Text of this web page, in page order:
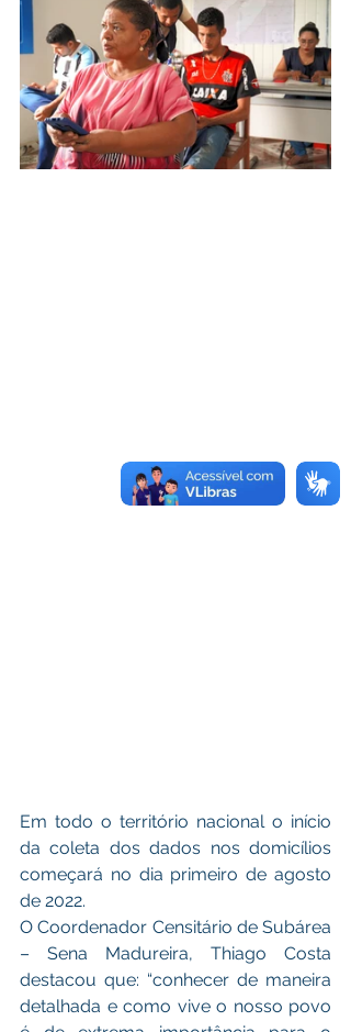
Em todo o território nacional o início
da coleta dos dados nos domicílios
começará no dia primeiro de agosto
de 2022.
O Coordenador Censitário de Subárea
– Sena Madureira, Thiago Costa
destacou que: “conhecer de maneira
detalhada e como vive o nosso povo